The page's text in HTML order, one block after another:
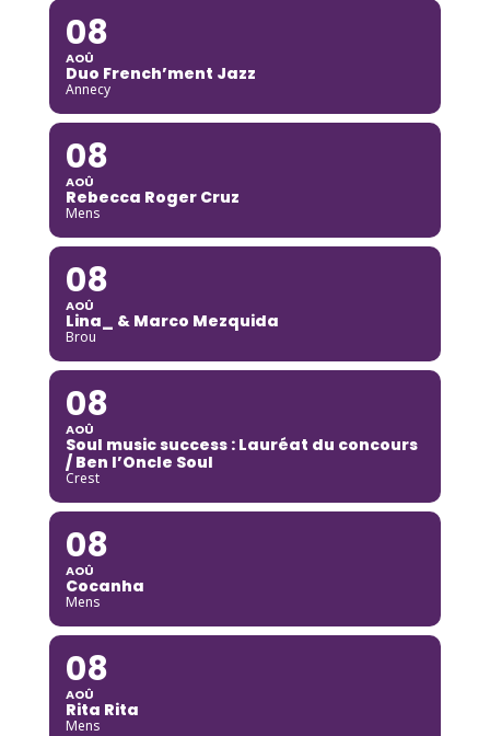
08
AOÛ
Duo French’ment Jazz
Annecy
08
AOÛ
Rebecca Roger Cruz
Mens
08
AOÛ
Lina_ & Marco Mezquida
Brou
08
AOÛ
Soul music success : Lauréat du concours
/ Ben l’Oncle Soul
Crest
08
AOÛ
Cocanha
Mens
08
AOÛ
Rita Rita
Mens